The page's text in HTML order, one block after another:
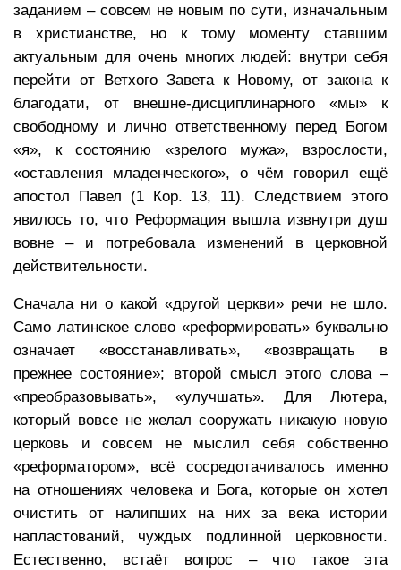
заданием – совсем не новым по сути, изначальным
в христианстве, но к тому моменту ставшим
актуальным для очень многих людей: внутри себя
перейти от Ветхого Завета к Новому, от закона к
благодати, от внешне-дисциплинарного «мы» к
свободному и лично ответственному перед Богом
«я», к состоянию «зрелого мужа», взрослости,
«оставления младенческого», о чём говорил ещё
апостол Павел (1 Кор. 13, 11). Следствием этого
явилось то, что Реформация вышла извнутри душ
вовне – и потребовала изменений в церковной
действительности.
Сначала ни о какой «другой церкви» речи не шло.
Само латинское слово «реформировать» буквально
означает «восстанавливать», «возвращать в
прежнее состояние»; второй смысл этого слова –
«преобразовывать», «улучшать». Для Лютера,
который вовсе не желал сооружать никакую новую
церковь и совсем не мыслил себя собственно
«реформатором», всё сосредотачивалось именно
на отношениях человека и Бога, которые он хотел
очистить от налипших на них за века истории
напластований, чуждых подлинной церковности.
Естественно, встаёт вопрос – что такое эта